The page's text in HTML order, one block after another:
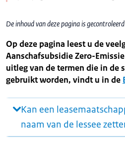
De inhoud van deze pagina is
Op deze pagina leest u de
Aanschafsubsidie Zero-Emissie
uitleg van de termen die in de
gebruikt worden, vindt u in de
Kan een
naam van de lessee